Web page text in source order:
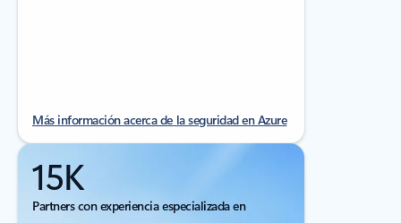
Más información acerca de la seguridad en Azure
15K
Partners con experiencia especializada en